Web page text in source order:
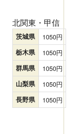
北関東・甲信
茨城県 1050
栃木県 1050
群馬県 1050
山梨県 1050
長野県 1050